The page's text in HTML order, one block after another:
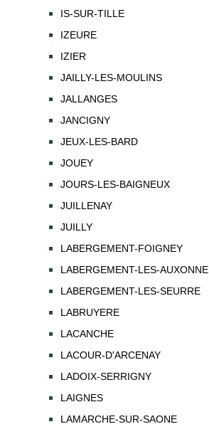
IS-SUR-TILLE
IZEURE
IZIER
JAILLY-LES-MOULINS
JALLANGES
JANCIGNY
JEUX-LES-BARD
JOUEY
JOURS-LES-BAIGNEUX
JUILLENAY
JUILLY
LABERGEMENT-FOIGNEY
LABERGEMENT-LES-AUXONNE
LABERGEMENT-LES-SEURRE
LABRUYERE
LACANCHE
LACOUR-D'ARCENAY
LADOIX-SERRIGNY
LAIGNES
LAMARCHE-SUR-SAONE